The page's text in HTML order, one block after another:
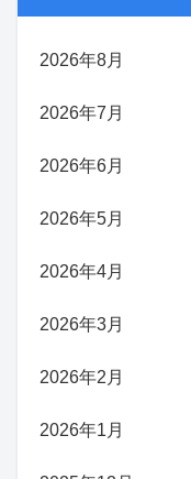
2026年8月
2026年7月
2026年6月
2026年5月
2026年4月
2026年3月
2026年2月
2026年1月